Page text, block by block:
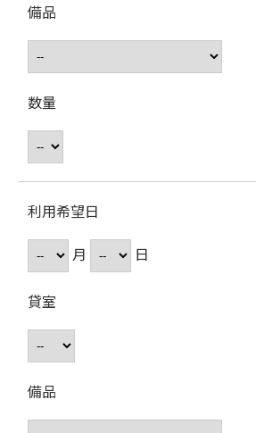
備品
数量
利用希望日
月
日
貸室
備品